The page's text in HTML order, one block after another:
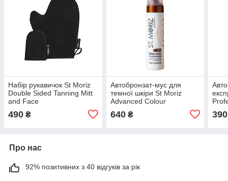
Набір рукавичок St Moriz
Double Sided Tanning Mitt
and Face
490 ₴
Автобронзат-мус для
темної шкіри St Moriz
Advanced Colour
200ml
640₴ 390
Про нас
92% позитивних з 40 відгуків за рік